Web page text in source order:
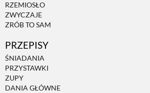
RZEMIOSŁO
ZWYCZAJE
ZRÓB TO SAM
PRZEPISY
ŚNIADANIA
PRZYSTAWKI
ZUPY
DANIA GŁÓWNE